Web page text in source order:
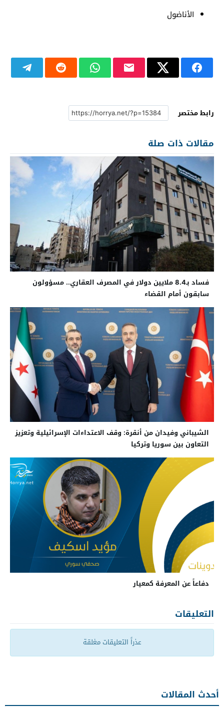
الأناضول
رابط مختصر
مقالات ذات صلة
فساد بـ8.4 ملايين دولار في المصرف العقاري.. مسؤولون
سابقون أمام القضاء
الشيباني وفيدان من أنقرة: وقف الاعتداءات الإسرائيلية وتعزيز
التعاون بين سوريا وتركيا
دفاعاً عن المعرفة كمعيار
التعليقات
عذراً التعليقات مغلقة
أحدث المقالات